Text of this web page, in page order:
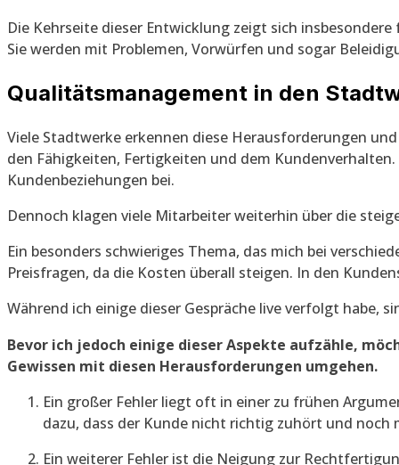
Die Kehrseite dieser Entwicklung zeigt sich
Sie werden mit Problemen, Vorwürfen und sogar
Qualitätsmanagement in den
Viele Stadtwerke erkennen diese Herausforderungen
den Fähigkeiten, Fertigkeiten und dem
Kundenbeziehungen bei.
Dennoch klagen viele Mitarbeiter weiterhin über die
Ein besonders schwieriges Thema, das mich bei
Preisfragen, da die Kosten überall steigen. In den
Während ich einige dieser Gespräche live verfolgt habe,
Bevor ich jedoch einige dieser Aspekte aufzähle,
Gewissen mit diesen Herausforderungen umgehen.
Ein großer Fehler liegt oft in einer zu frühen
dazu, dass der Kunde nicht richtig zuhört und
Ein weiterer Fehler ist die Neigung zur